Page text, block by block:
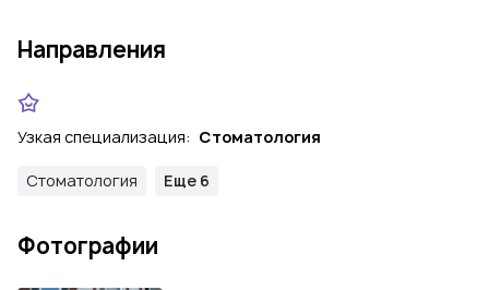
Направления
Узкая специализация: Стоматология
Стоматология Еще 6
Фотографии